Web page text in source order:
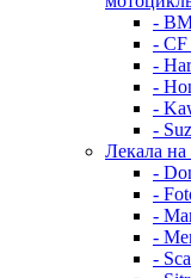
-
- CF
-
-
-
-
Лекала
-
-
-
-
-